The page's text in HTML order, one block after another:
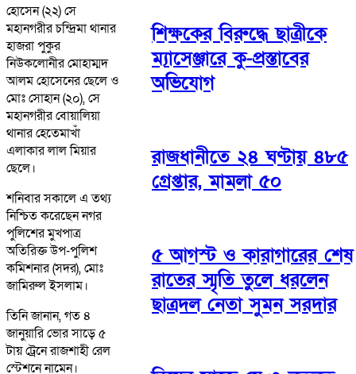
হোসেন (২২) সে
মহানগরীর চন্দ্রিমা থানার
হাজরা পুকুর
নিউকলোনীর মোহাম্মদ
আলম হোসেনের ছেলে ও
মোঃ সোহান (২০), সে
মহানগরীর বোয়ালিয়া
থানার হেতেমাখাঁ
এলাকার লাল মিয়ার
ছেলে।
শনিবার সকালে এ তথ্য
নিশ্চিত করেছেন নগর
পুলিশের মুখপাত্র
অতিরিক্ত উপ-পুলিশ
কমিশনার (সদর), মোঃ
জামিরুল ইসলাম।
তিনি জানান, গত ৪
জানুয়ারি ভোর সাড়ে ৫
টায় ট্রেনে রাজশাহী রেল
স্টেশনে নামেন।
শিক্ষকের বিরুদ্ধে ছাত্রীকে
ম্যাসেঞ্জারে কু-প্রস্তাবের
অভিযোগ
রাজধানীতে ২৪ ঘণ্টায় ৪৮৫
গ্রেপ্তার, মামলা ৫০
৫ আগস্ট ও কারাগারের শেষ
রাতের স্মৃতি তুলে ধরলেন
ছাত্রদল নেতা সুমন সরদার